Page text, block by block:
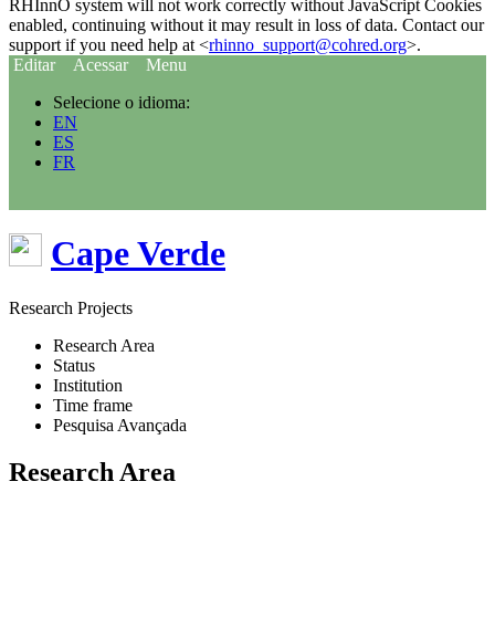
RHInnO system will not work correctly without JavaScript Cookies
enabled, continuing without it may result in loss of data. Contact our
support if you need help at <rhinno_support@cohred.org>.
Editar
Acessar
Menu
Selecione o idioma:
EN
ES
FR
Cape Verde
Research Projects
Research Area
Status
Institution
Time frame
Pesquisa Avançada
Research Area